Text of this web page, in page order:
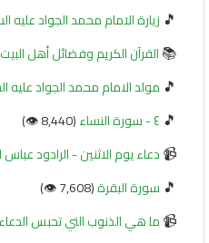
🎵 زيارة الامام محمد الجواد عليه
📚القرآن الكريم وفضائل أهل
🎵 مولد الامام محمد الجواد عليه
🎵 ٤ - سورة النساء (8,440 👁️)
📹دعاء يوم الاثنين - الرادود
🎵 سورة البقرة(7,608 👁️)
📹ما هي الذنوب التي تحبس